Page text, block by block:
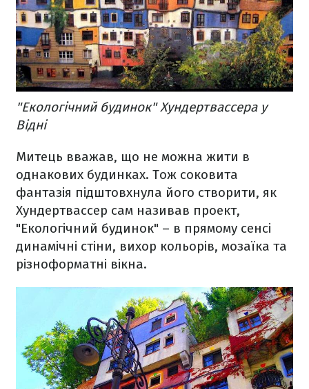
"Екологічний будинок" Хундертвассера у
Відні
Митець вважав, що не можна жити в
однакових будинках. Тож соковита
фантазія підштовхнула його створити, як
Хундертвассер сам називав проект,
"Екологічний будинок" – в прямому сенсі
динамічні стіни, вихор кольорів, мозаїка та
різноформатні вікна.